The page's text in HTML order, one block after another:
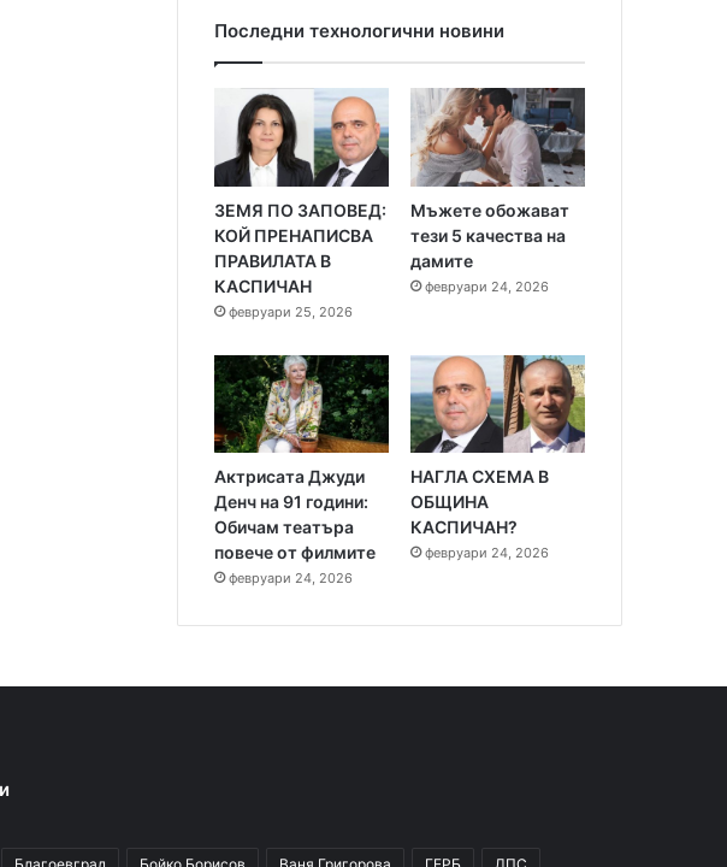
Последни технологични новини
ЗЕМЯ ПО ЗАПОВЕД:
КОЙ ПРЕНАПИСВА
ПРАВИЛАТА В
КАСПИЧАН
февруари 25, 2026
Мъжете обожават
тези 5 качества на
дамите
февруари 24, 2026
Актрисата Джуди
Денч на 91 години:
Обичам театъра
повече от филмите
февруари 24, 2026
НАГЛА СХЕМА В
ОБЩИНА
КАСПИЧАН?
февруари 24, 2026